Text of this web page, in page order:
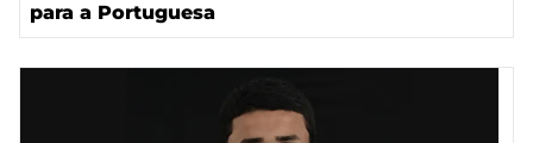
para a Portuguesa